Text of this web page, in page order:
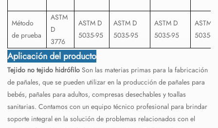
Método
de prueba
ASTM
D
3776
ASTM D
5035-95
ASTM D
5035-95
ASTM D
5035-95
ASTM D
5035-
Aplicación del producto
Tejido no tejido hidrófilo Son las materias primas para la fabricación
de pañales, que se pueden utilizar en la producción de pañales para
bebés, pañales para adultos, compresas desechables y toallas
sanitarias. Contamos con un equipo técnico profesional para brindar
soporte integral en la solución de problemas relacionados con el